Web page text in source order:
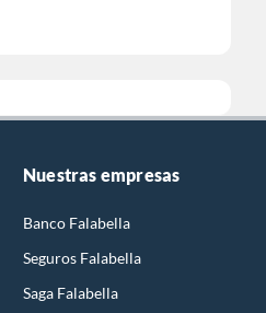
Nuestras empresas
Banco Falabella
Seguros Falabella
Saga Falabella